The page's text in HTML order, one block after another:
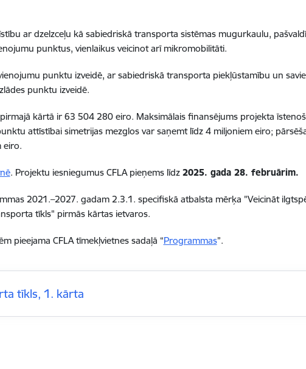
ar dzelzceļu kā sabiedriskā transporta sistēmas mugurkaulu,
punktus, vienlaikus veicinot arī mikromobilitāti.
punktu izveidē, ar sabiedriskā transporta piekļūstamību un
punktu izveidē.
kārtā ir 63 504 280 eiro. Maksimālais finansējums projekta
attīstībai simetrijas mezglos var saņemt līdz 4 miljoniem eiro;
eiro.
. Projektu iesniegumus CFLA pieņems līdz 2025. gada 28. februārim.
2021.–2027. gadam 2.3.1. specifiskā atbalsta mērķa "Veicināt
tīkls" pirmās kārtas ietvaros.
pieejama CFLA tīmekļvietnes sadaļā “Programmas”.
tīkls, 1. kārta